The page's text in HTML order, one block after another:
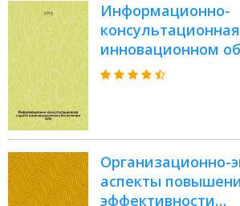
Информационно-
инновационном
АПК : учебно-
Организационно-
аспекты
эффективности